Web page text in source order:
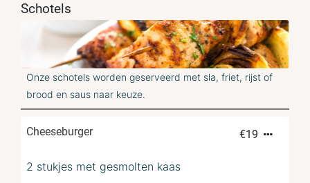
Schotels
Onze schotels worden geserveerd met sla, friet, rijst of
brood en saus naar keuze.
Cheeseburger €19
2 stukjes met gesmolten kaas